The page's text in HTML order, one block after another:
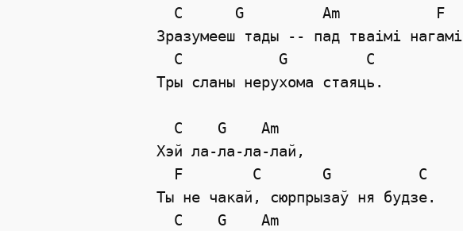
  C      G         Am           F
Зразумееш тады -- пад тваiмi нагамi
  C           G         C
Тры сланы нерухома стаяць.
  C    G    Am
Хэй ла-ла-ла-лай,
  F        C       G          C
Ты не чакай, сюрпрызаў ня будзе.
  C    G    Am